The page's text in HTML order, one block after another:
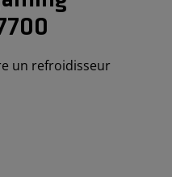
un refroidisseur